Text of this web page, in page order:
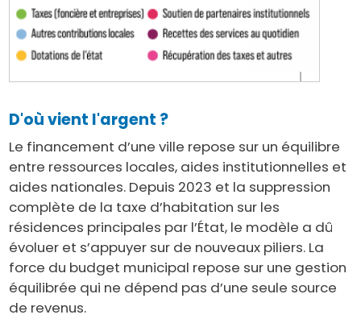
D'où vient l'argent ?
Le financement d’une ville repose sur un équilibre
entre ressources locales, aides institutionnelles et
aides nationales. Depuis 2023 et la suppression
complète de la taxe d’habitation sur les
résidences principales par l’État, le modèle a dû
évoluer et s’appuyer sur de nouveaux piliers. La
force du budget municipal repose sur une gestion
équilibrée qui ne dépend pas d’une seule source
de revenus.